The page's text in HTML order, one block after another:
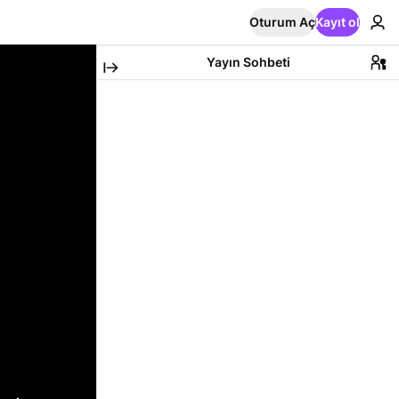
Oturum AçKayıt ol
Yayın Sohbeti